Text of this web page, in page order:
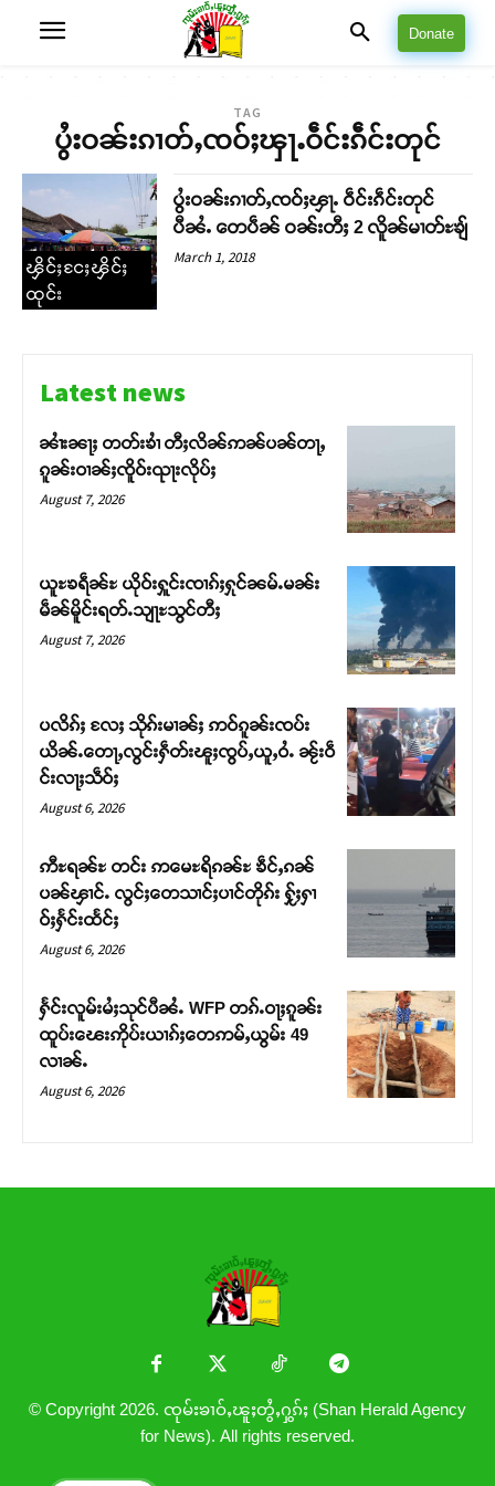
တႃႇႁႂ်ႈသဵင်ၵၢင်ၸႂ်ၵူၼ်းမိူင်း ၵူႈတီႈၵူႈလႅၼ်ပေႃးတေၸွ
တ်ႇ တူဝ်ႈလုမ်ႈၾႃႉၼၼ်ႉ ၶဝ်ႈႁူမ်ႈၵမ်ႉထႅမ် ၸုမ်းၶၢ
ဝ်ႇၽူႈတွႆႇႁွၵ်ႈ လႆႈယူႇၶႃႈဢေႃႈ။
Donate
TAG
ပွႆးဝၼ်းၵၢတ်ႇၸဝ်ႈၾႃႉဝဵင်းၵဵင်းတုင်
ၾိင်ႈငႄႈၾိင်ႈ
ထုင်း
ပွႆးဝၼ်းၵၢတ်ႇၸဝ်ႈၾႃႉ ဝဵင်းၵဵင်းတုင်
ပီၼႆႉ တေပဵၼ် ဝၼ်းတီႈ 2 လိူၼ်မၢတ်ႊၶျ်
March 1, 2018
Latest news
ၼၢႆးၼႃႈ တတ်းၶၢႆ တီႈလိၼ်ဢၼ်ပၼ်တႃႇ
ၵူၼ်းဝၢၼ်ႈၸိူဝ်းၺႃးလိုပ်ႈ
August 7, 2026
ယူႊၶရဵၼ်ႊ ယိုဝ်းႁူင်းၸၢၵ်ႈႁုင်ၼမ်ႉမၼ်း
မဵၼ်မိူင်းရတ်ႉသျႃႊသွင်တီႈ
August 7, 2026
ပလိၵ်ႈ လႄႈ သိုၵ်းမၢၼ်ႈ ဢဝ်ၵူၼ်းၸပ်း
ယိၼ်ႉတေႃႇလွင်းႁဵတ်းၽူႈၸွပ်ႇယူႇဝႆႉ ၼႂ်းဝဵ
င်းလႃႈသဵဝ်ႈ
August 6, 2026
ဢီႊရၼ်ႊ တင်း ဢမေႊရိၵၼ်ႊ ၶဵင်ႇၵၼ်
ပၼ်ၾၢင်ႉ လွင်ႈတေသၢင်ႈပၢင်တိုၵ်း ႁႂ်ႈႁၢ
ဝ်ႈႁႅင်းထႅင်ႈ
August 6, 2026
ႁႅင်းလူမ်းမႆႈသုင်ပီၼႆႉ WFP တၵ်ႉဝႃႈၵူၼ်း
ထူပ်းၽေးဢိုပ်းယၢၵ်ႈတေဢမ်ႇယွမ်း 49
လၢၼ်ႉ
August 6, 2026
© Copyright 2026. ၸုမ်းၶၢဝ်ႇၽူႈတွႆႇႁွၵ်ႈ (Shan Herald Agency
for News). All rights reserved.